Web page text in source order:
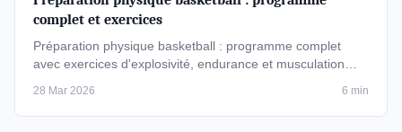
complet et exercices
Préparation physique basketball : programme complet
avec exercices d'explosivité, endurance et musculation
28 Mar 2026 6 min